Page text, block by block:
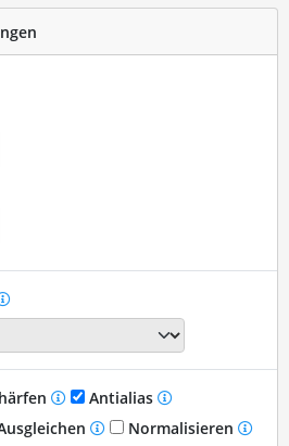
Antialias
Normalisieren